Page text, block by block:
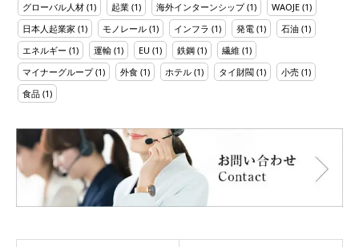
グローバル人材 (1) 起業 (1) 海外インターンシップ(1) WAOJE (1)
日本人起業家 (1) モノレール (1) インフラ (1) 発電 (1) 石油 (1)
エネルギー (1) 運輸 (1) EU (1) 鉄鋼 (1) 繊維 (1)
マイナーグループ(1) 外食 (1) ホテル (1) タイ財閥 (1) 小売 (1)
食品 (1)